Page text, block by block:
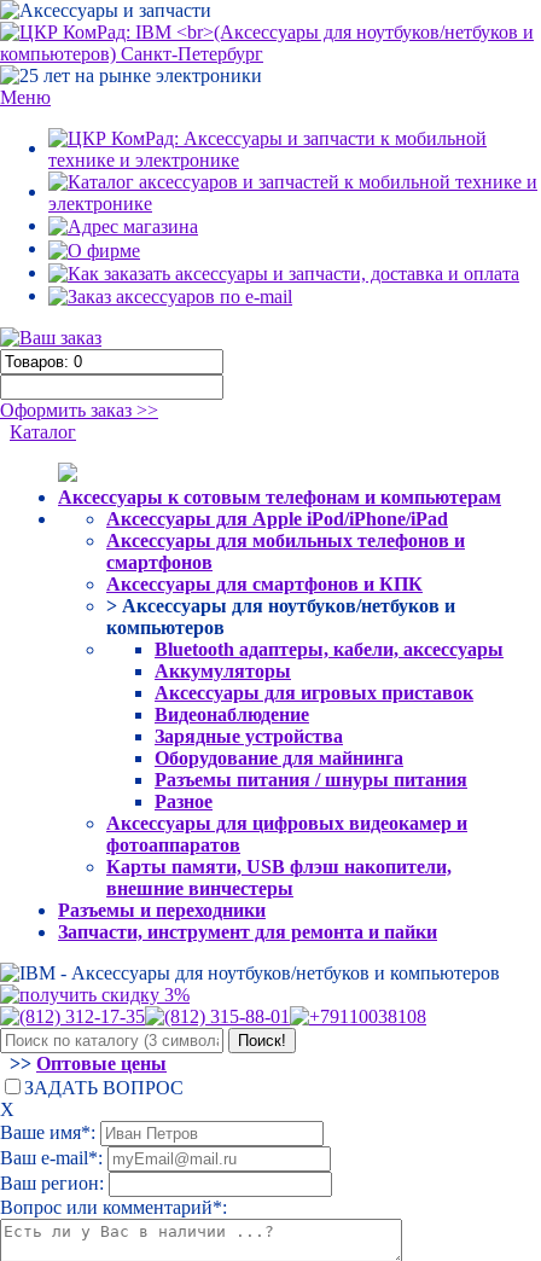
Меню
Оформить заказ >>
Каталог
Аксессуары к сотовым телефонам и компьютерам
Аксессуары для Apple iPod/iPhone/iPad
Аксессуары для мобильных телефонов и
смартфонов
Аксессуары для смартфонов и КПК
> Аксессуары для ноутбуков/нетбуков и
компьютеров
Bluetooth адаптеры, кабели, аксессуары
Аккумуляторы
Аксессуары для игровых приставок
Видеонаблюдение
Зарядные устройства
Оборудование для майнинга
Разъемы питания / шнуры питания
Разное
Аксессуары для цифровых видеокамер и
фотоаппаратов
Карты памяти, USB флэш накопители,
внешние винчестеры
Разъемы и переходники
Запчасти, инструмент для ремонта и пайки
>> Оптовые цены
ЗАДАТЬ ВОПРОС
Х
Ваше имя*:
Ваш e-mail*:
Ваш регион:
Вопрос или комментарий*: